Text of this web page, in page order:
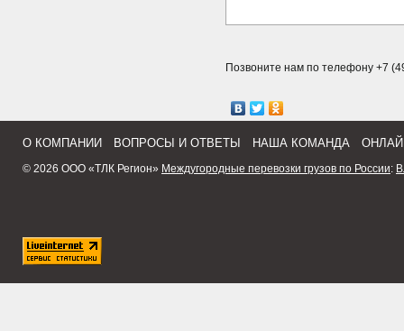
Позвоните нам по телефону +7
О КОМПАНИИ ВОПРОСЫ И ОТВЕТЫ НАША КОМАНДА
© 2026 ООО «ТЛК Регион» Междугородные перевозки грузов по России: